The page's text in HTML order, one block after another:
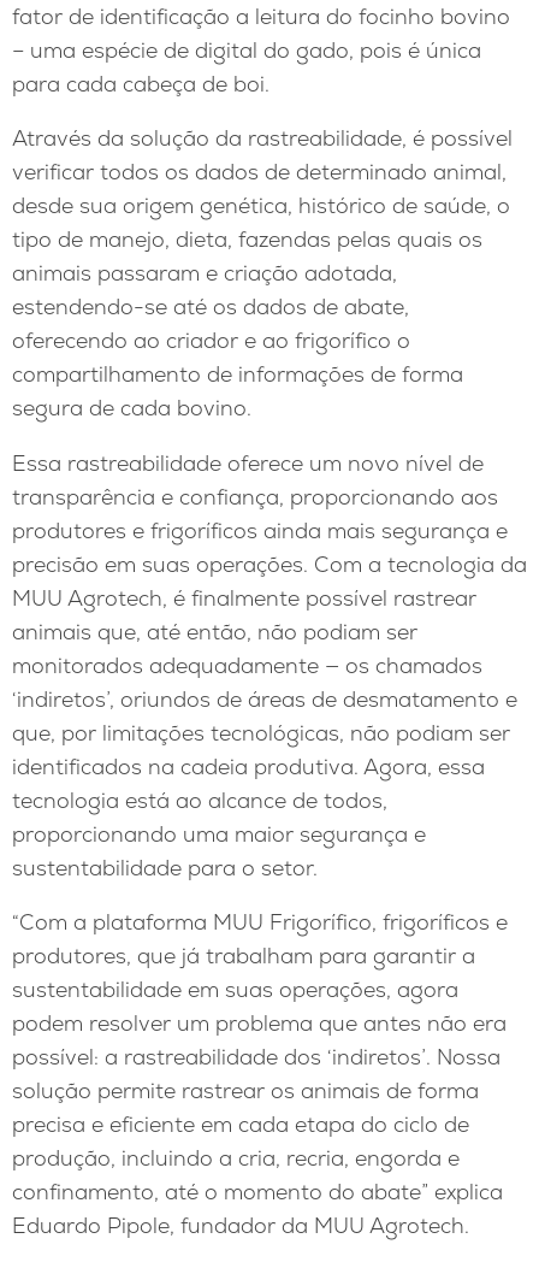
fator de identificação a leitura do focinho bovino
– uma espécie de digital do gado, pois é única
para cada cabeça de boi.
Através da solução da rastreabilidade, é possível
verificar todos os dados de determinado animal,
desde sua origem genética, histórico de saúde, o
tipo de manejo, dieta, fazendas pelas quais os
animais passaram e criação adotada,
estendendo-se até os dados de abate,
oferecendo ao criador e ao frigorífico o
compartilhamento de informações de forma
segura de cada bovino.
Essa rastreabilidade oferece um novo nível de
transparência e confiança, proporcionando aos
produtores e frigoríficos ainda mais segurança e
precisão em suas operações. Com a tecnologia da
MUU Agrotech, é finalmente possível rastrear
animais que, até então, não podiam ser
monitorados adequadamente — os chamados
‘indiretos’, oriundos de áreas de desmatamento e
que, por limitações tecnológicas, não podiam ser
identificados na cadeia produtiva. Agora, essa
tecnologia está ao alcance de todos,
proporcionando uma maior segurança e
sustentabilidade para o setor.
“Com a plataforma MUU Frigorífico, frigoríficos e
produtores, que já trabalham para garantir a
sustentabilidade em suas operações, agora
podem resolver um problema que antes não era
possível: a rastreabilidade dos ‘indiretos’. Nossa
solução permite rastrear os animais de forma
precisa e eficiente em cada etapa do ciclo de
produção, incluindo a cria, recria, engorda e
confinamento, até o momento do abate” explica
Eduardo Pipole, fundador da MUU Agrotech.